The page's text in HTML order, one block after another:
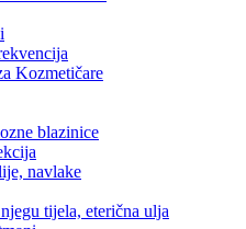
Kozmetičare
blazinice
navlake
tijela, eterična ulja